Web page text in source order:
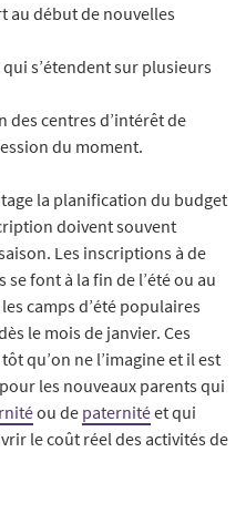
au début de nouvelles
s’étendent sur plusieurs
des centres d’intérêt de
du moment.
la planification du budget
doivent souvent
Les inscriptions à de
font à la fin de l’été ou au
camps d’été populaires
le mois de janvier. Ces
qu’on ne l’imagine et il est
les nouveaux parents qui
ou de paternitéet qui
le coût réel des activités de